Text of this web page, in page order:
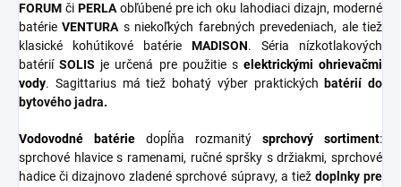
FORUM či PERLAobľúbené pre ich oku lahodiaci dizajn, moderné
batérieVENTURAs niekoľkých farebných prevedeniach, ale tiež
klasické kohútikové batérie MADISON. Séria nízkotlakových
batériíSOLIS je určená pre použitie s elektrickými ohrievačmi
vody. Sagittarius má tiež bohatý výber praktických batérií do
bytového jadra.
Vodovodné batérie dopĺňa rozmanitý sprchový sortiment:
sprchové hlavice s ramenami, ručné spršky s držiakmi, sprchové
hadice či dizajnovo zladené sprchové súpravy, a tiež doplnky pre